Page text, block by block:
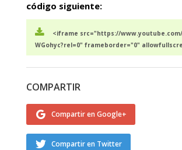
código siguiente:
<iframe src="https://
WGohyc?rel=0" frameborder="0"
COMPARTIR
Compartir en Google+
Compartir en Twitter